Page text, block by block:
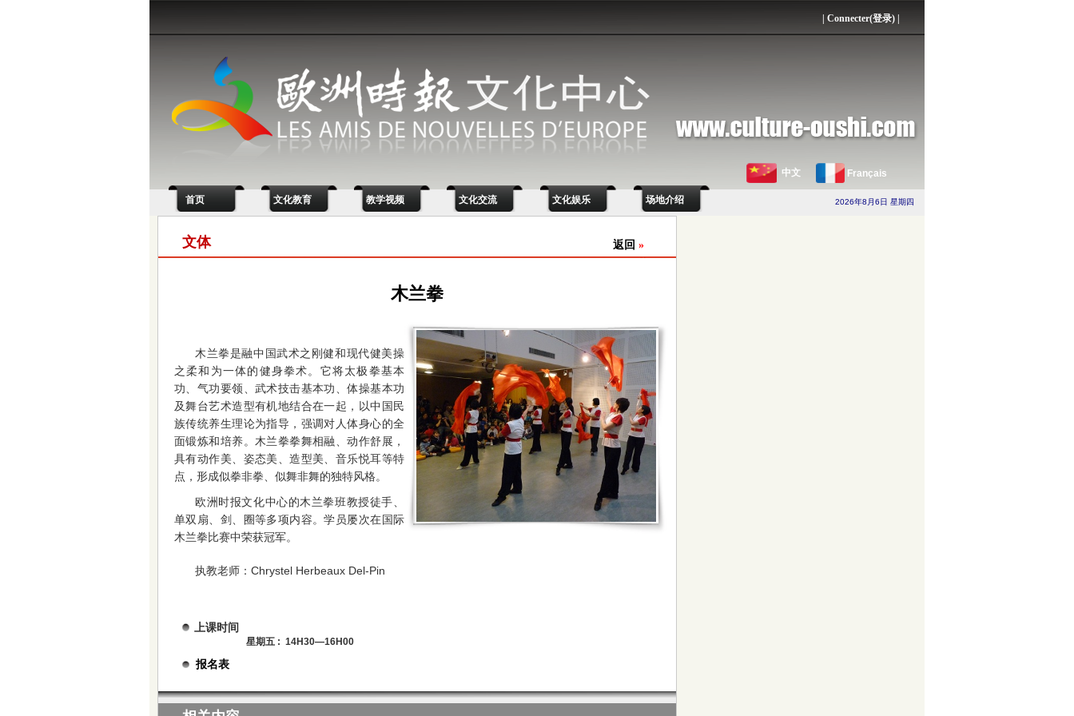
Connecter(登录)
中文 Français
首页 文化教育 教学视频 文化交流 文化娱乐 场地介绍 2026年8月6日 星期四
文体 返回 »
木兰拳
木兰拳是融中国武术之刚健和现代健美操
之柔和为一体的健身拳术。它将太极拳基本
功、气功要领、武术技击基本功、体操基本功
及舞台艺术造型有机地结合在一起，以中国民
族传统养生理论为指导，强调对人体身心的全
面锻炼和培养。木兰拳拳舞相融、动作舒展，
具有动作美、姿态美、造型美、音乐悦耳等特
点，形成似拳非拳、似舞非舞的独特风格。
欧洲时报文化中心的木兰拳班教授徒手、
单双扇、剑、圈等多项内容。学员屡次在国际
木兰拳比赛中荣获冠军。
执教老师：Chrystel Herbeaux Del-Pin
上课时间
星期五 : 14H30—16H00
报名表